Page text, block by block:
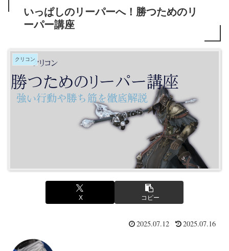
いっぱしのリーパーへ！勝つためのリ
ーパー講座
クリコン
X コピー
2025.07.12 2025.07.16